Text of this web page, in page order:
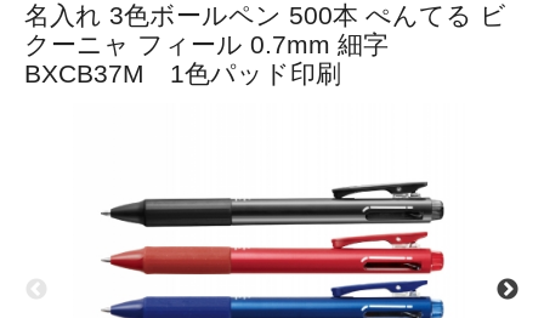
名入れ 3色ボールペン 500本 ぺんてる ビ
クーニャ フィール 0.7mm 細字
BXCB37M 1色パッド印刷